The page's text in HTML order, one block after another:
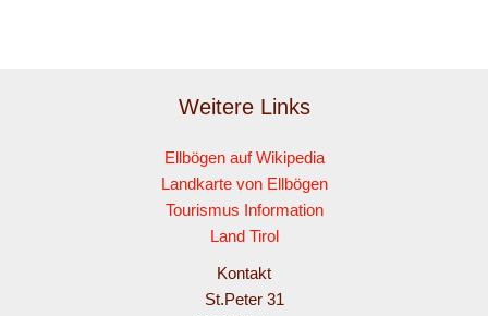
Weitere Links
Ellbögen auf Wikipedia
Landkarte von Ellbögen
Tourismus Information
Land Tirol
Kontakt
St.Peter 31